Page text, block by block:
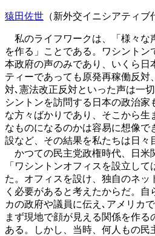
猿田佐世 （新外交イニシアティブ
私のライフワークは、「様々な
を作る」ことである。ワシントン
本政府の声のみであり、いくら日
ティーであっても原発再稼働反対
対､憲法改正反対といった声は一
シントンを訪問する日本の政治家
な方々ばかりであり、そこから生
なものになるのかは容易に想像で
設など、その結果を私たちは日々
かつての民主党政権時代、日米
「ワシントンオフィスを設立し
た。オフィスを設け、独自のネッ
く必要があると考えたからだ。自
カの政府や議員に伝え､アメリカ
まず現地で顔が見える関係を作
ある。しかし、当時、何人もの民